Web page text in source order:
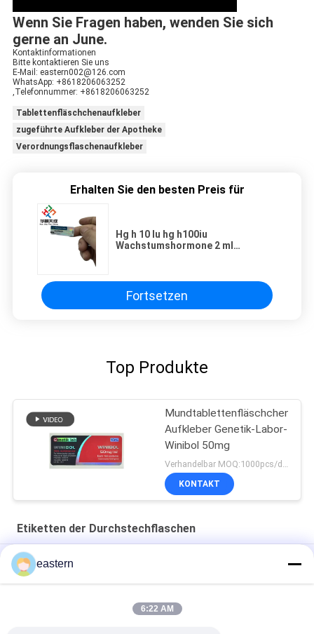
Wenn Sie Fragen haben, wenden Sie sich
gerne an June.
Kontaktinformationen
Bitte kontaktieren Sie uns
E-Mail: eastern002@126.com
WhatsApp: +8618206063252
,Telefonnummer: +8618206063252
Tablettenfläschchenaufkleber
zugeführte Aufkleber der Apotheke
Verordnungsflaschenaufkleber
Erhalten Sie den besten Preis für
Hg h 10 Iu hg h100iu
Wachstumshormone 2 ml
Fortsetzen
Top Produkte
Mundtablettenfläschchen-
Aufkleber Genetik-Labor-
Winibol 50mg
Verhandelbar MOQ:1000pcs/design
KONTAKT
Etiketten der Durchstechflaschen
Cialis Tadalafil 100mg für orale Anwendung Etiketten
SS-31 Festklebstoffetiketten Peptidflaschenetiketten
Biomex-Laborarchiv-aufbauende kundengebundene Aufkleber
eastern
6:22 AM